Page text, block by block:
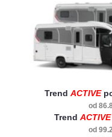
TrendACTIVE
od
Trend ACTIVE
od